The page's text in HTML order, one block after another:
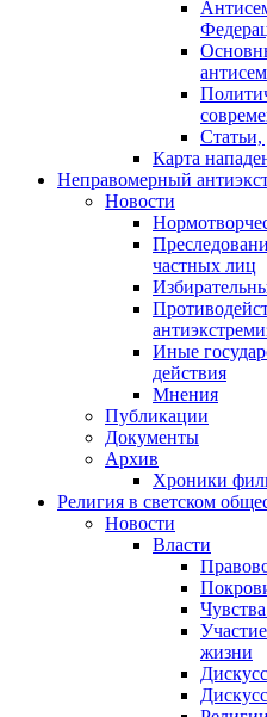
Карта
Неправомерный
Новости
частных лиц
Иные
действия
Мнения
Публикации
Документы
Архив
Хроники
Религия в светском
Новости
Власти
жизни